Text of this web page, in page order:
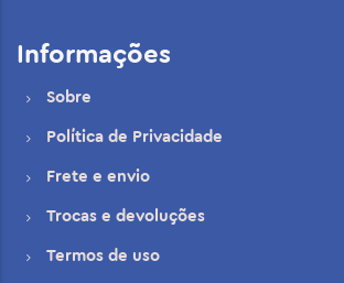
Informações
Sobre
Política de Privacidade
Frete e envio
Trocas e devoluções
Termos de uso